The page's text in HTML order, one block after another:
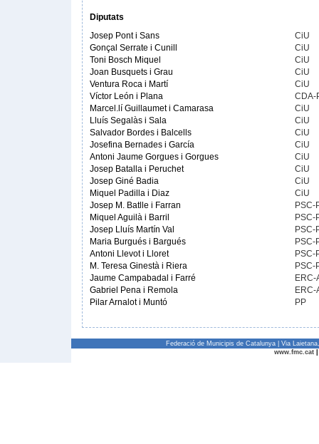
Diputats
Josep Pont i Sans
CiU
Gonçal Serrate i Cunill
CiU
Toni Bosch Miquel
CiU
Joan Busquets i Grau
CiU
Ventura Roca i Martí
CiU
Víctor León i Plana
CDA-
Marcel.lí Guillaumet i Camarasa
CiU
Lluís Segalàs i Sala
CiU
Salvador Bordes i Balcells
CiU
Josefina Bernades i García
CiU
Antoni Jaume Gorgues i Gorgues
CiU
Josep Batalla i Peruchet
CiU
Josep Giné Badia
CiU
Miquel Padilla i Diaz
CiU
Josep M. Batlle i Farran
PSC-
Miquel Aguilà i Barril
PSC-
Josep Lluís Martín Val
PSC-
Maria Burgués i Bargués
PSC-
Antoni Llevot i Lloret
PSC-
M. Teresa Ginestà i Riera
PSC-
Jaume Campabadal i Farré
ERC-
Gabriel Pena i Remola
ERC-
Pilar Arnalot i Muntó
PP
Federació de Municipis de Catalunya | Via
www.fmc.cat